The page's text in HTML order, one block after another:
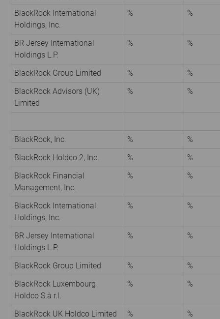
BlackRock International
Holdings, Inc.
% %
BR Jersey International
Holdings L.P.
% %
BlackRock Group Limited %
%
BlackRock Advisors (UK)
Limited
% %
BlackRock, Inc. %
%
BlackRock Holdco 2, Inc.
%
%
BlackRock Financial
Management, Inc.
% %
BlackRock International
Holdings, Inc.
% %
BR Jersey International
Holdings L.P.
% %
BlackRock Group Limited %
%
BlackRock Luxembourg
Holdco S.à r.l.
% %
BlackRock UK Holdco Limited %
%